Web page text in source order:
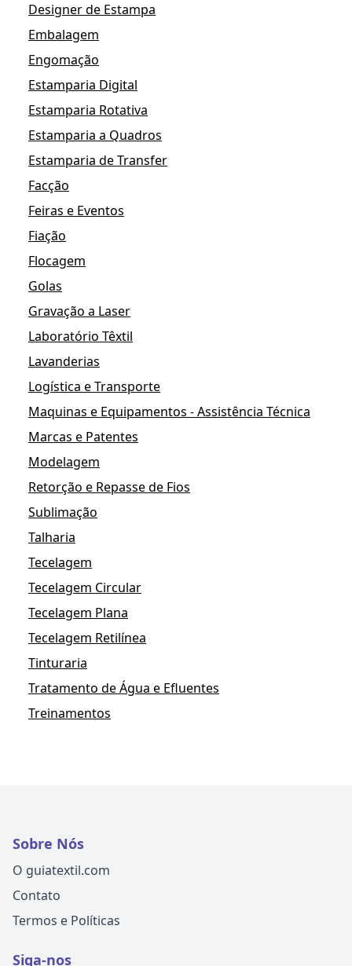
Designer de Estampa
Embalagem
Engomação
Estamparia Digital
Estamparia Rotativa
Estamparia a Quadros
Estamparia de Transfer
Facção
Feiras e Eventos
Fiação
Flocagem
Golas
Gravação a Laser
Laboratório Têxtil
Lavanderias
Logística e Transporte
Maquinas e Equipamentos - Assistência Técnica
Marcas e Patentes
Modelagem
Retorção e Repasse de Fios
Sublimação
Talharia
Tecelagem
Tecelagem Circular
Tecelagem Plana
Tecelagem Retilínea
Tinturaria
Tratamento de Água e Efluentes
Treinamentos
Sobre Nós
O guiatextil.com
Contato
Termos e Políticas
Siga-nos